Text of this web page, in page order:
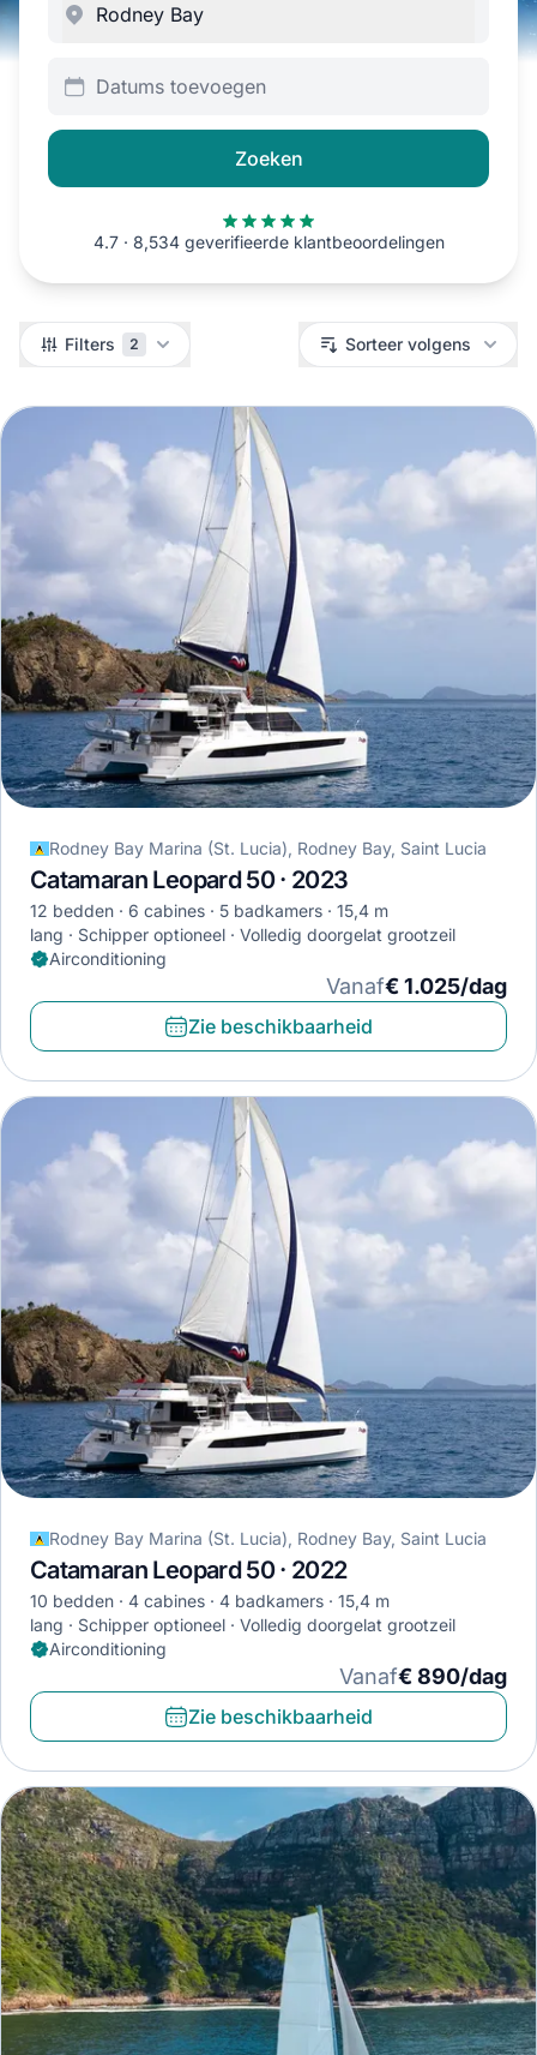
Datums toevoegen
Zoeken
4.7 · 8,534 geverifieerde klantbeoordelingen
Filters Filters 2 Sorteer volgens
Rodney Bay Marina (St. Lucia), Rodney Bay, Saint Lucia
Catamaran Leopard 50 · 2023
12 bedden 6 cabines 5 badkamers
15,4 m
lang
Schipper optioneel
Volledig doorgelat grootzeil
Airconditioning
Vanaf€ 1.025/dag
Zie beschikbaarheid
Rodney Bay Marina (St. Lucia), Rodney Bay, Saint Lucia
Catamaran Leopard 50 · 2022
10 bedden 4 cabines 4 badkamers
15,4 m
lang
Schipper optioneel
Volledig doorgelat grootzeil
Airconditioning
Vanaf€ 890/dag
Zie beschikbaarheid